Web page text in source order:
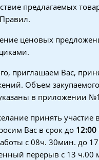
предлагаемых
ценовых
приглашаем Вас,
Объем
в приложении
принять участие
Вас в срок до 12:00
с 08ч. 30мин. до
перерыв с 13 ч.00